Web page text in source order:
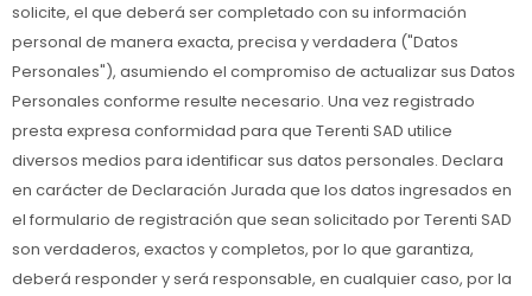
solicite, el que deberá ser completado con su información
personal de manera exacta, precisa y verdadera ("Datos
Personales"), asumiendo el compromiso de actualizar sus Datos
Personales conforme resulte necesario. Una vez registrado
presta expresa conformidad para que Terenti SAD utilice
diversos medios para identificar sus datos personales. Declara
en carácter de Declaración Jurada que los datos ingresados en
el formulario de registración que sean solicitado por Terenti SAD
son verdaderos, exactos y completos, por lo que garantiza,
deberá responder y será responsable, en cualquier caso, por la